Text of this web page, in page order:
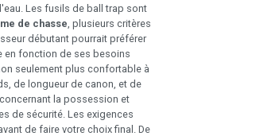
Les fusils de ball trap sont
de chasse , plusieurs critères
débutant pourrait préférer
en fonction de ses besoins
seulement plus confortable à
de longueur de canon, et de
la possession et
de sécurité. Les exigences
de faire votre choix final. De